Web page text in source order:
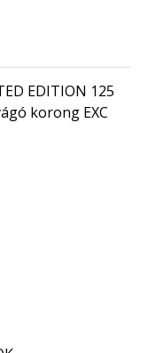
EDITION 125
korong EXC